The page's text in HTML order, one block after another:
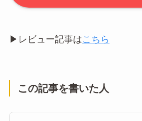
▶︎レビュー記事はこちら
この記事を書いた人